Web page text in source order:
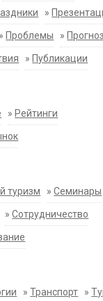
»
» Проблемы »
» Публикации
» Рейтинги
туризм »Семинары
»Сотрудничество
»Транспорт »